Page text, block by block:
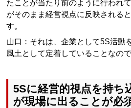
たことが当たり前のように行われ
がそのまま経営視点に反映される
す。
山口：それは、企業として5S活動
風土として定着していることなので
5Sに経営的視点を持ち
が現場に出ることが必